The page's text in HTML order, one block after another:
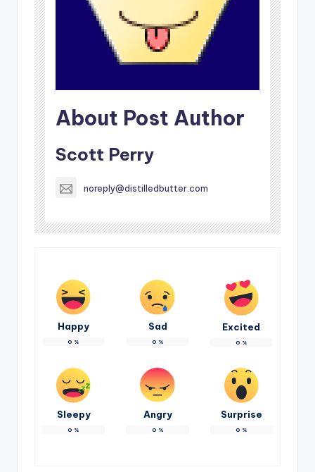
About Post Author
Scott Perry
noreply@distilledbutter.com
Happy
0 %
Sad
0 %
Excited
0 %
Sleepy
0 %
Angry
0 %
Surprise
0 %